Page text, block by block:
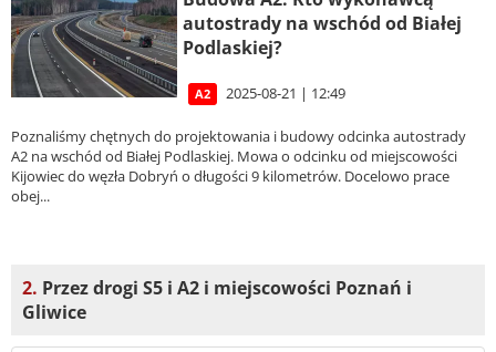
autostrady na wschód od Białej
Podlaskiej?
A2 2025-08-21 | 12:49
Poznaliśmy chętnych do projektowania i budowy odcinka autostrady
A2 na wschód od Białej Podlaskiej. Mowa o odcinku od miejscowości
Kijowiec do węzła Dobryń o długości 9 kilometrów. Docelowo prace
obej...
2. Przez drogi S5 i A2 i miejscowości Poznań i
Gliwice